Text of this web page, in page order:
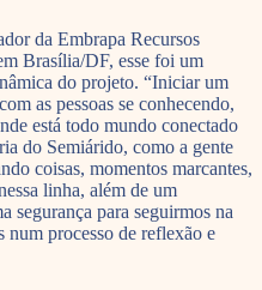
da Embrapa Recursos
Brasília/DF, esse foi um
do projeto. “Iniciar um
as pessoas se conhecendo,
está todo mundo conectado
do Semiárido, como a gente
coisas, momentos marcantes,
linha, além de um
segurança para seguirmos na
num processo de reflexão e